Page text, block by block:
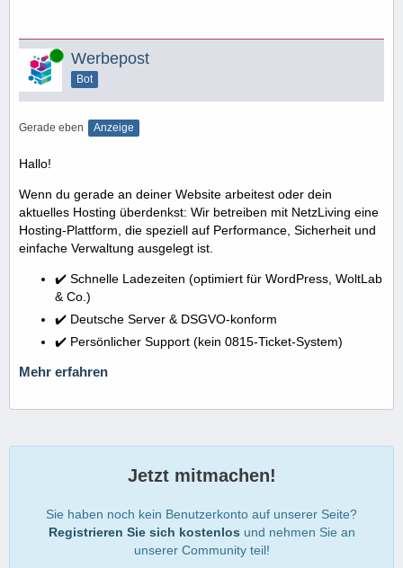
Online Werbepost
Bot
Gerade eben Anzeige
Hallo!
Wenn du gerade an deiner Website arbeitest oder dein
aktuelles Hosting überdenkst: Wir betreiben mit NetzLiving eine
Hosting-Plattform, die speziell auf Performance, Sicherheit und
einfache Verwaltung ausgelegt ist.
✔️ Schnelle Ladezeiten (optimiert für WordPress, WoltLab
& Co.)
✔️ Deutsche Server & DSGVO-konform
✔️ Persönlicher Support (kein 0815-Ticket-System)
Mehr erfahren
Jetzt mitmachen!
Sie haben noch kein Benutzerkonto auf unserer Seite?
Registrieren Sie sich kostenlos und nehmen Sie an
unserer Community teil!